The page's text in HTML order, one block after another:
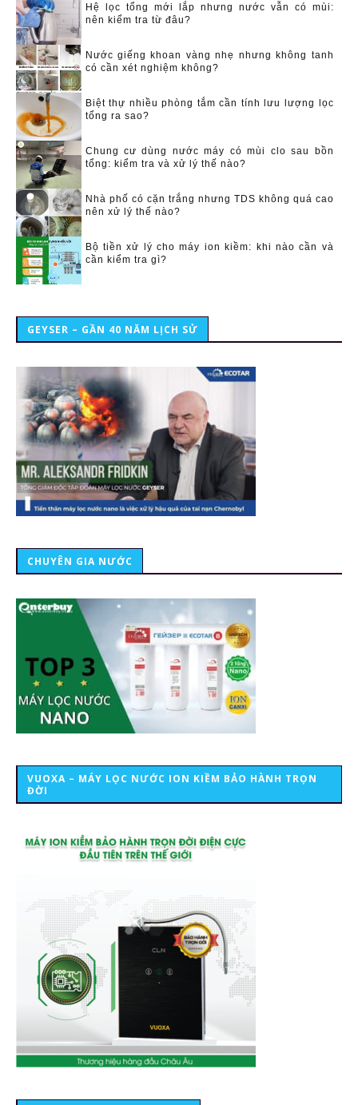
Hệ lọc tổng mới lắp nhưng nước vẫn có mùi:
nên kiểm tra từ đâu?
Nước giếng khoan vàng nhẹ nhưng không tanh
có cần xét nghiệm không?
Biệt thự nhiều phòng tắm cần tính lưu lượng lọc
tổng ra sao?
Chung cư dùng nước máy có mùi clo sau bồn
tổng: kiểm tra và xử lý thế nào?
Nhà phố có cặn trắng nhưng TDS không quá cao
nên xử lý thế nào?
Bộ tiền xử lý cho máy ion kiềm: khi nào cần và
cần kiểm tra gì?
GEYSER – GẦN 40 NĂM LỊCH SỬ
CHUYÊN GIA NƯỚC
VUOXA – MÁY LỌC NƯỚC ION KIỀM BẢO HÀNH TRỌN
ĐỜI